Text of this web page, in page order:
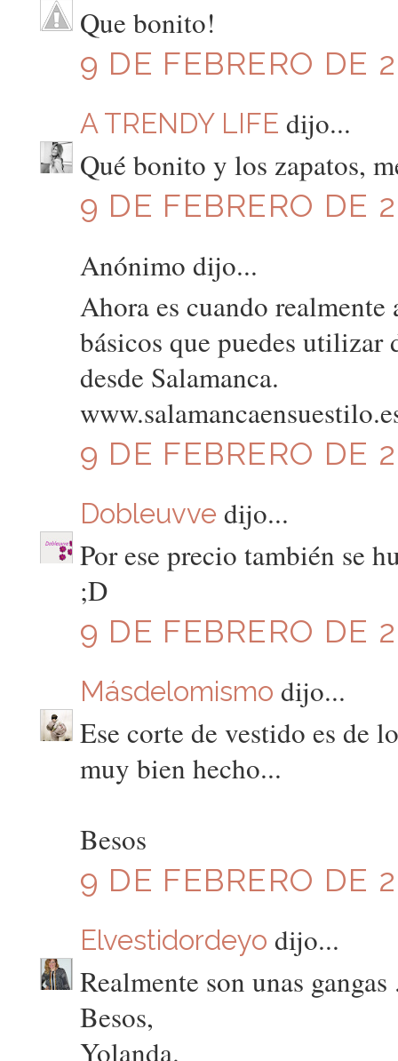
Que bonito!
9 DE FEBRERO DE
A TRENDY LIFE dijo...
Qué bonito y los zapatos,
9 DE FEBRERO DE
Anónimo dijo...
Ahora es cuando realmente
básicos que puedes utilizar
desde Salamanca.
9 DE FEBRERO DE
Dobleuvve dijo...
Por ese precio también se
;D
9 DE FEBRERO DE
Másdelomismo dijo...
Ese corte de vestido es de
muy bien hecho...
Besos
9 DE FEBRERO DE
Elvestidordeyo dijo...
Realmente son unas
Besos,
Yolanda.